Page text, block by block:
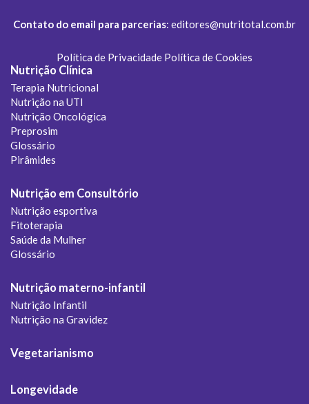
Contato do email para parcerias: editores@nutritotal.com.br
Política de Privacidade Política de Cookies
Nutrição Clínica
Terapia Nutricional
Nutrição na UTI
Nutrição Oncológica
Preprosim
Glossário
Pirâmides
Nutrição em Consultório
Nutrição esportiva
Fitoterapia
Saúde da Mulher
Glossário
Nutrição materno-infantil
Nutrição Infantil
Nutrição na Gravidez
Vegetarianismo
Longevidade